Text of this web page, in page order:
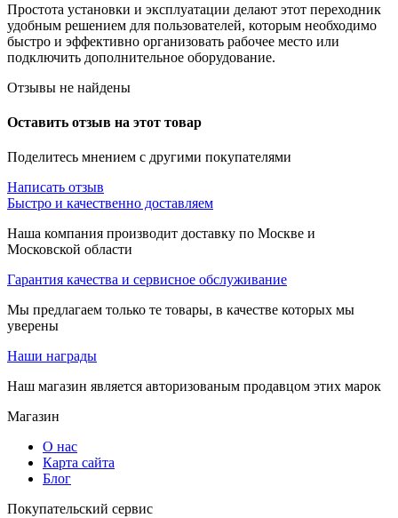
Простота установки и эксплуатации делают этот переходник
удобным решением для пользователей, которым необходимо
быстро и эффективно организовать рабочее место или
подключить дополнительное оборудование.
Отзывы не найдены
Оставить отзыв на этот товар
Поделитесь мнением с другими покупателями
Написать отзыв
Быстро и качественно доставляем
Наша компания производит доставку по Москве и
Московской области
Гарантия качества и сервисное обслуживание
Мы предлагаем только те товары, в качестве которых мы
уверены
Наши награды
Наш магазин является авторизованым продавцом этих марок
Магазин
О нас
Карта сайта
Блог
Покупательский сервис